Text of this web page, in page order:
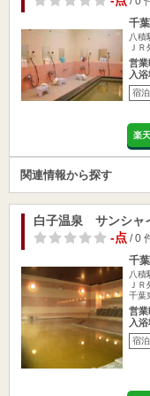
千
八積
Ｊ
営業
入
宿泊
楽
関連情報から探す
白子温泉 サンシャ
-点/ 0
千
八積
Ｊ
千葉
営業
入
宿泊